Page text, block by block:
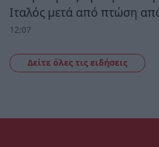
Ιταλός μετά από πτώση
12:07
Δείτε όλες τις ειδήσεις